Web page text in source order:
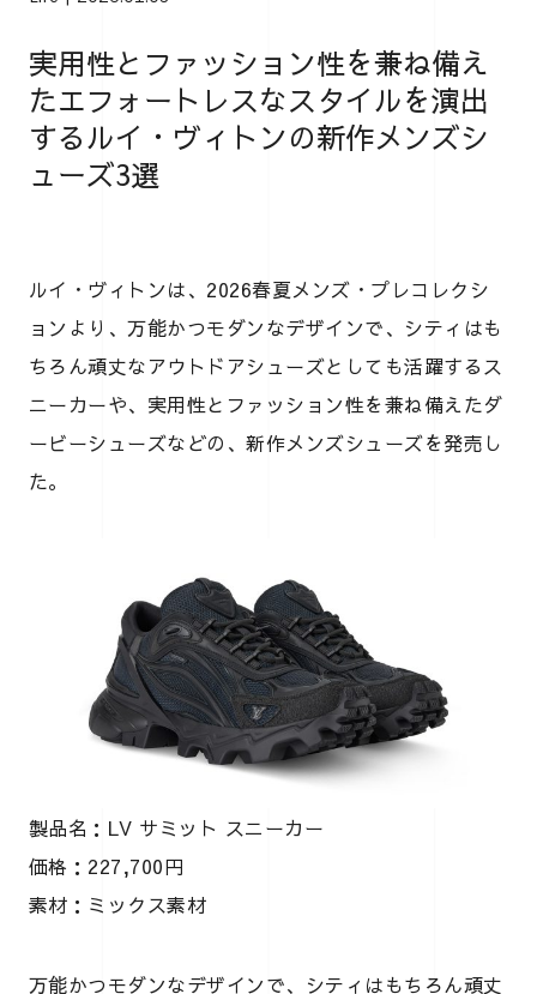
実用性とファッション性を兼ね備え
たエフォートレスなスタイルを演出
するルイ・ヴィトンの新作メンズシ
ューズ3選
ルイ・ヴィトンは、2026春夏メンズ・プレコレクシ
ョンより、万能かつモダンなデザインで、シティはも
ちろん頑丈なアウトドアシューズとしても活躍するス
ニーカーや、実用性とファッション性を兼ね備えたダ
ービーシューズなどの、新作メンズシューズを発売し
た。
製品名：LV サミット スニーカー
価格：227,700円
素材：ミックス素材
万能かつモダンなデザインで、シティはもちろん頑丈